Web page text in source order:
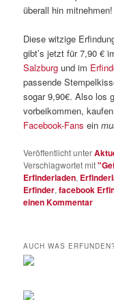
überall hin mitnehmen!
Diese witzige
gibt’s jetzt für 7,90 €
Salzburg und im
passende
sogar 9,90€. Also los
vorbeikommen,
Facebook-Fans ein
Veröffentlicht unter
Verschlagwortet mit
Erfinderladen,
Erfinder,facebook
einen Kommentar
AUCH WAS ERFUNDEN?